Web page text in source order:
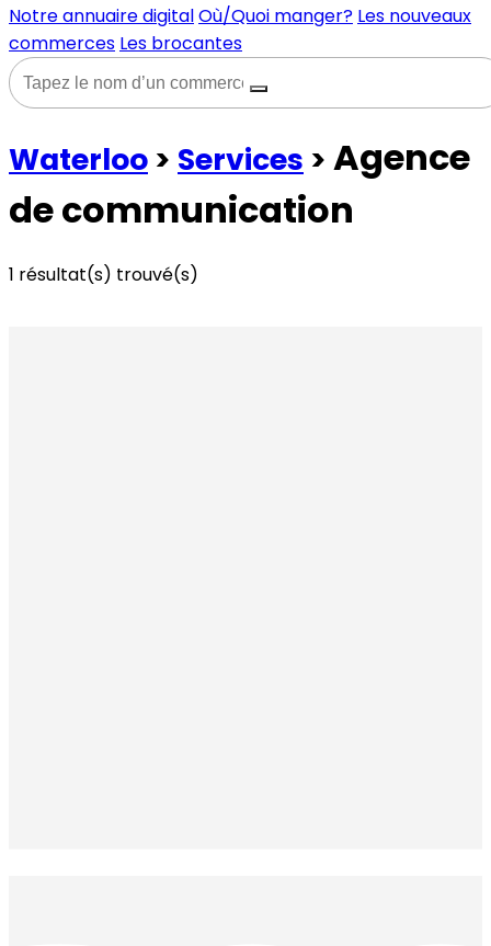
Notre annuaire digitalOù/Quoi manger? Les nouveaux
commerces Les brocantes
Waterloo > Services > Agence
de communication
1 résultat(s) trouvé(s)